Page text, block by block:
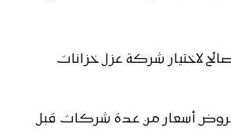
لاختيار شركة عزل خزانات
أسعار من عدة شركات قبل